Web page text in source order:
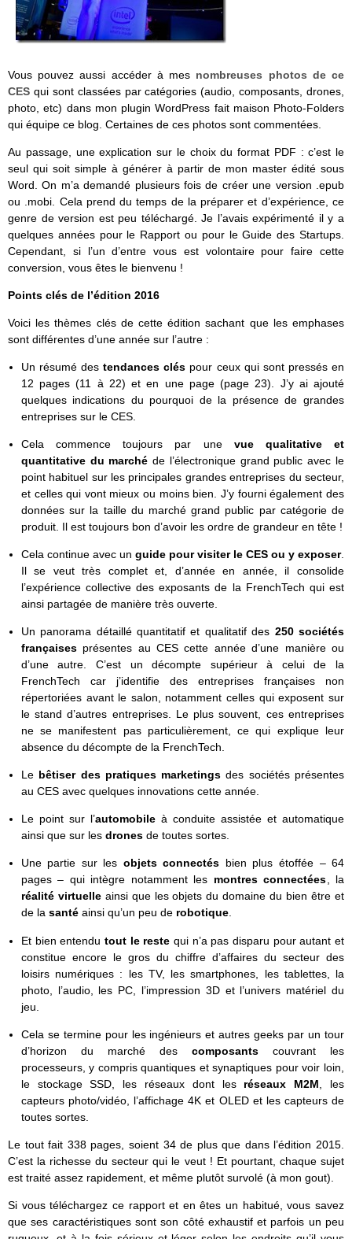
Vous pouvez aussi accéder à mes nombreuses photos de ce
CES qui sont classées par catégories (audio, composants, drones,
photo, etc) dans mon plugin WordPress fait maison Photo-Folders
qui équipe ce blog. Certaines de ces photos sont commentées.
Au passage, une explication sur le choix du format PDF : c’est le
seul qui soit simple à générer à partir de mon master édité sous
Word. On m’a demandé plusieurs fois de créer une version .epub
ou .mobi. Cela prend du temps de la préparer et d’expérience, ce
genre de version est peu téléchargé. Je l’avais expérimenté il y a
quelques années pour le Rapport ou pour le Guide des Startups.
Cependant, si l’un d’entre vous est volontaire pour faire cette
conversion, vous êtes le bienvenu !
Points clés de l’édition 2016
Voici les thèmes clés de cette édition sachant que les emphases
sont différentes d’une année sur l’autre :
Un résumé destendances clés pour ceux qui sont pressés en
12 pages (11 à 22) et en une page (page 23). J’y ai ajouté
quelques indications du pourquoi de la présence de grandes
entreprises sur le CES.
Cela commence toujours par une vue qualitative et
quantitative du marchéde l’électronique grand public avec le
point habituel sur les principales grandes entreprises du secteur,
et celles qui vont mieux ou moins bien. J’y fourni également des
données sur la taille du marché grand public par catégorie de
produit. Il est toujours bon d’avoir les ordre de grandeur en tête !
Cela continue avec un guide pour visiter le CES ou y exposer.
Il se veut très complet et, d’année en année, il consolide
l’expérience collective des exposants de la FrenchTech qui est
ainsi partagée de manière très ouverte.
Un panorama détaillé quantitatif et qualitatif des 250 sociétés
françaises présentes au CES cette année d’une manière ou
d’une autre. C’est un décompte supérieur à celui de la
FrenchTech car j’identifie des entreprises françaises non
répertoriées avant le salon, notamment celles qui exposent sur
le stand d’autres entreprises. Le plus souvent, ces entreprises
ne se manifestent pas particulièrement, ce qui explique leur
absence du décompte de la FrenchTech.
Le bêtiser des pratiques marketingsdes sociétés présentes
au CES avec quelques innovations cette année.
Le point sur l’automobile à conduite assistée et automatique
ainsi que sur les drones de toutes sortes.
Une partie sur les objets connectés bien plus étoffée – 64
pages – qui intègre notamment les montres connectées, la
réalité virtuelle ainsi que les objets du domaine du bien être et
de la santéainsi qu’un peu de robotique.
Et bien entendu tout le reste qui n’a pas disparu pour autant et
constitue encore le gros du chiffre d’affaires du secteur des
loisirs numériques : les TV, les smartphones, les tablettes, la
photo, l’audio, les PC, l’impression 3D et l’univers matériel du
jeu.
Cela se termine pour les ingénieurs et autres geeks par un tour
d’horizon du marché des composants couvrant les
processeurs, y compris quantiques et synaptiques pour voir loin,
le stockage SSD, les réseaux dont les réseaux M2M , les
capteurs photo/vidéo, l’affichage 4K et OLED et les capteurs de
toutes sortes.
Le tout fait 338 pages, soient 34 de plus que dans l’édition 2015.
C’est la richesse du secteur qui le veut ! Et pourtant, chaque sujet
est traité assez rapidement, et même plutôt survolé (à mon gout).
Si vous téléchargez ce rapport et en êtes un habitué, vous savez
que ses caractéristiques sont son côté exhaustif et parfois un peu